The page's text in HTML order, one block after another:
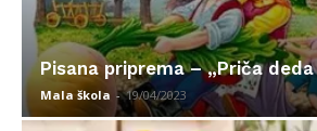
Pisana priprema – „Priča deda
Mala škola - 19/04/2023